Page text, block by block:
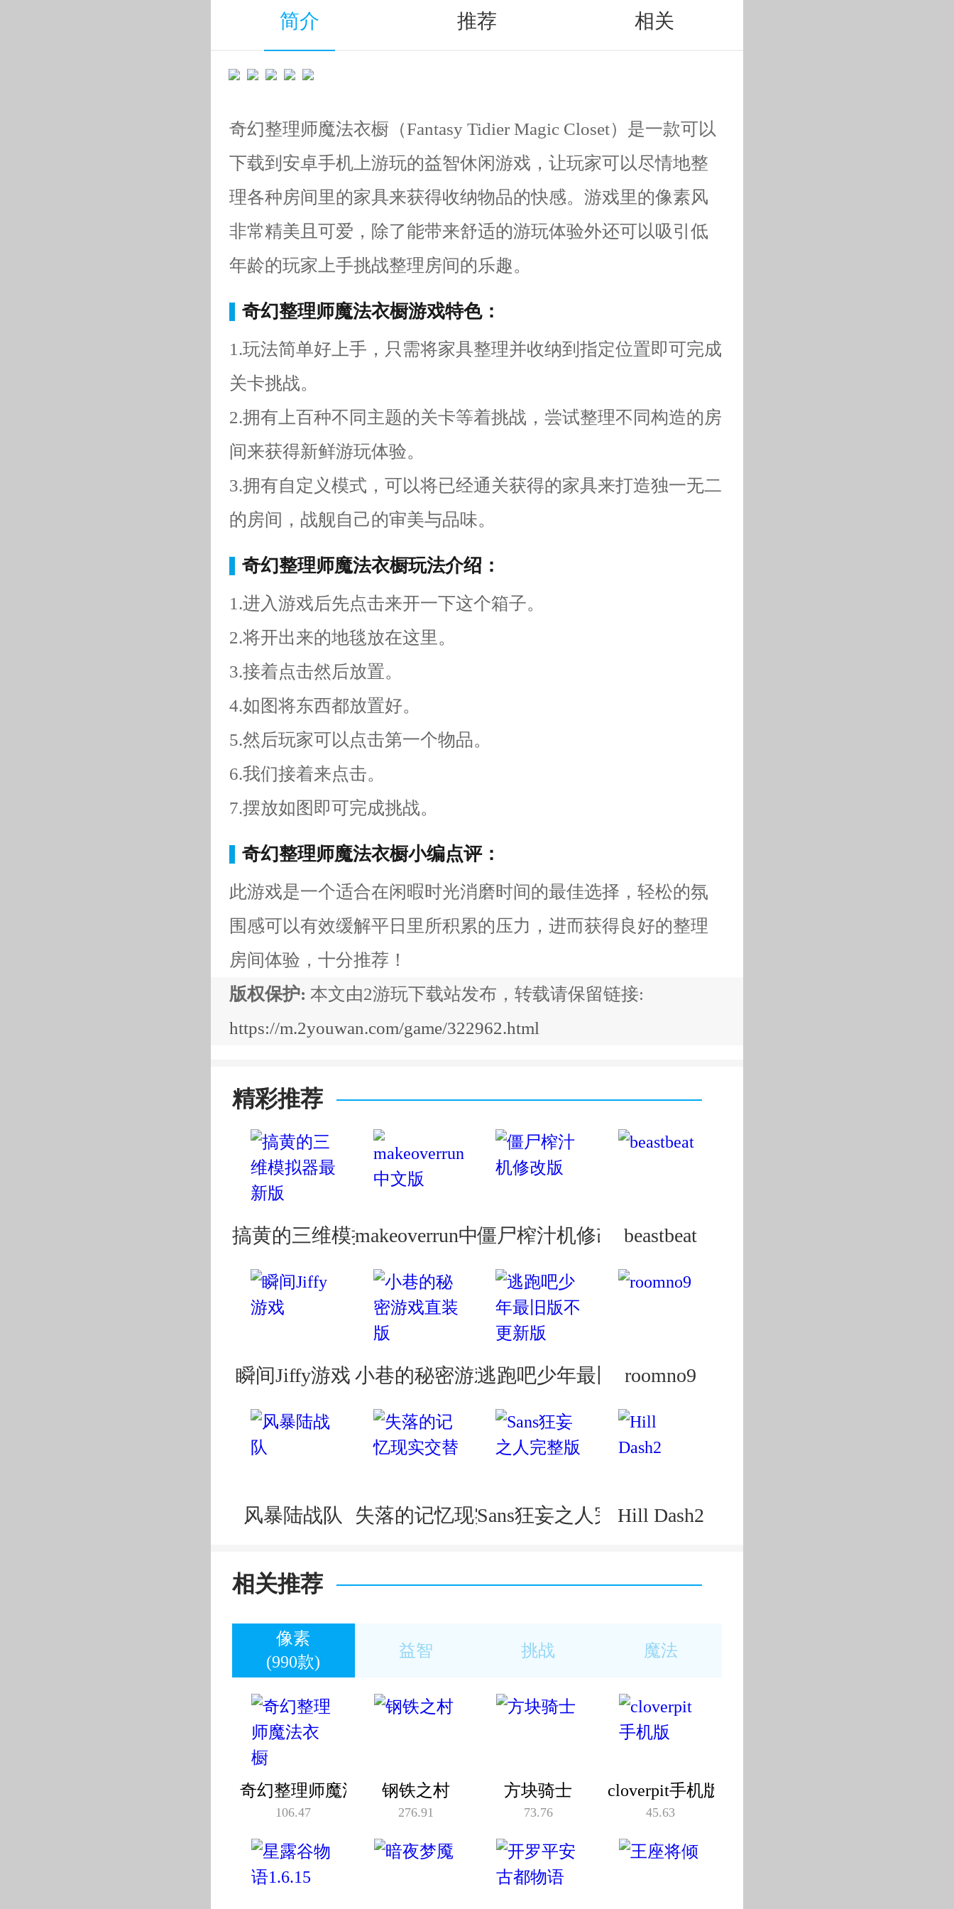
简介 推荐 相关
奇幻整理师魔法衣橱（Fantasy Tidier Magic Closet）是一款可以
下载到安卓手机上游玩的益智休闲游戏，让玩家可以尽情地整
理各种房间里的家具来获得收纳物品的快感。游戏里的像素风
非常精美且可爱，除了能带来舒适的游玩体验外还可以吸引低
年龄的玩家上手挑战整理房间的乐趣。
奇幻整理师魔法衣橱游戏特色：
1.玩法简单好上手，只需将家具整理并收纳到指定位置即可完成
关卡挑战。
2.拥有上百种不同主题的关卡等着挑战，尝试整理不同构造的房
间来获得新鲜游玩体验。
3.拥有自定义模式，可以将已经通关获得的家具来打造独一无二
的房间，战舰自己的审美与品味。
奇幻整理师魔法衣橱玩法介绍：
1.进入游戏后先点击来开一下这个箱子。
2.将开出来的地毯放在这里。
3.接着点击然后放置。
4.如图将东西都放置好。
5.然后玩家可以点击第一个物品。
6.我们接着来点击。
7.摆放如图即可完成挑战。
奇幻整理师魔法衣橱小编点评：
此游戏是一个适合在闲暇时光消磨时间的最佳选择，轻松的氛
围感可以有效缓解平日里所积累的压力，进而获得良好的整理
房间体验，十分推荐！
版权保护: 本文由2游玩下载站发布，转载请保留链接:
https://m.2youwan.com/game/322962.html
精彩推荐
搞黄的三维模拟器最新版
makeoverrun中文版僵尸榨汁机修改版beastbeat
瞬间Jiffy游戏 小巷的秘密游戏直装版逃跑吧少年最旧版不更新版
roomno9
风暴陆战队 失落的记忆现实交替Sans狂妄之人完整版Hill Dash2
相关推荐
像素
(990款)
益智
挑战
魔法
奇幻整理师魔法衣橱
106.47
钢铁之村
276.91
方块骑士
73.76
cloverpit手机版
45.63